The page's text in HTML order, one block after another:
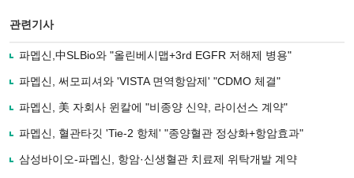
로
기
사
유
기
관련기사
파멥신,中SLBio와 "올린베시맵+3rd EGFR 저해제 병용"
파멥신, 써모피셔와 'VISTA 면역항암제' "CDMO 체결"
파멥신, 美 자회사 윈칼에 "비종양 신약, 라이선스 계약"
파멥신, 혈관타깃 'Tie-2 항체' "종양혈관 정상화+항암효과"
삼성바이오-파멥신, 항암·신생혈관 치료제 위탁개발 계약